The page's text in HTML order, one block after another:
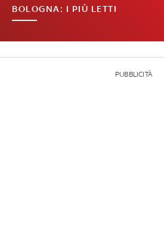
BOLOGNA: I PIÙ LETTI
PUBBLICITÀ